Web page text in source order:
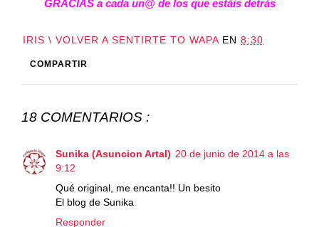
GRACIAS a cada un@ de los que estáis detrás
IRIS \ VOLVER A SENTIRTE TO WAPA EN 8:30
COMPARTIR
18 COMENTARIOS :
Sunika (Asuncion Artal) 20 de junio de 2014 a las
9:12
Qué original, me encanta!! Un besito
El blog de Sunika
Responder